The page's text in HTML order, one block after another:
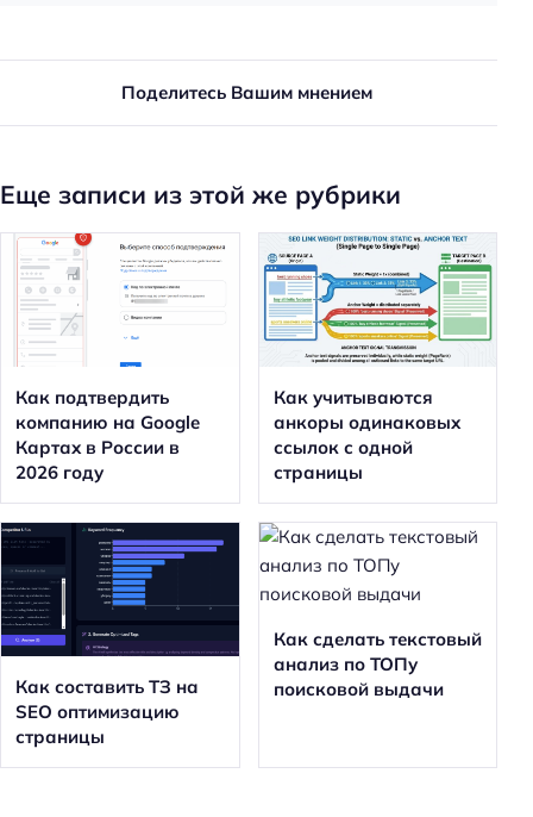
Поделитесь Вашим мнением
Еще записи из этой же рубрики
Как подтвердить
компанию на Google
Картах в России в
2026 году
Как учитываются
анкоры одинаковых
ссылок с одной
страницы
Как составить ТЗ на
SEO оптимизацию
страницы
Как сделать текстовый
анализ по ТОПу
поисковой выдачи